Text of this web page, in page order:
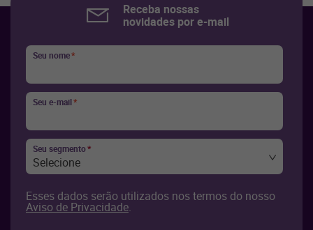
Receba nossas
novidades por e-mail
Seu nome*
Seu e-mail*
Seu segmento*
Selecione
Esses dados serão utilizados nos termos do nosso
Aviso de Privacidade.